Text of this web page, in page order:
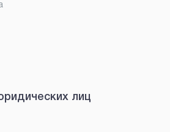
лиц